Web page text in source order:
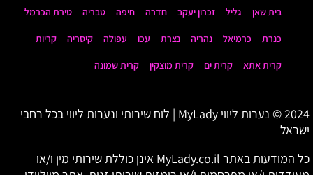
בית שאן גליל זכרון יעקב חדרה חיפה טבריה טירת הכרמל
כנרת כרמיאל נהריה נצרת עכו עפולה קיסריה קריות
קרית אתא קרית ים קרית מוצקין קרית שמונה
2024 © נערות ליווי MyLady | לוח שירותי ונערות ליווי בכל רחבי
ישראל
כל המודעות באתר MyLady.co.il אינן כוללת שירותי מין ו/או